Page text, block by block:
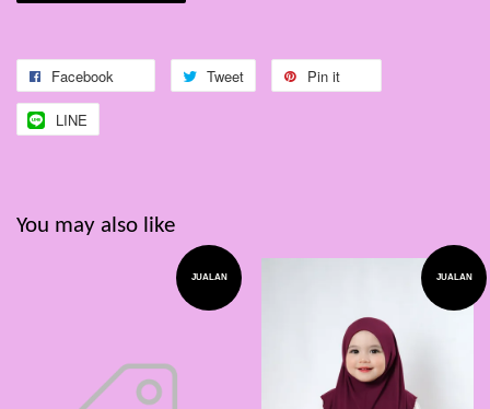
Facebook Tweet Pin it
LINE
You may also like
JUALAN JUALAN